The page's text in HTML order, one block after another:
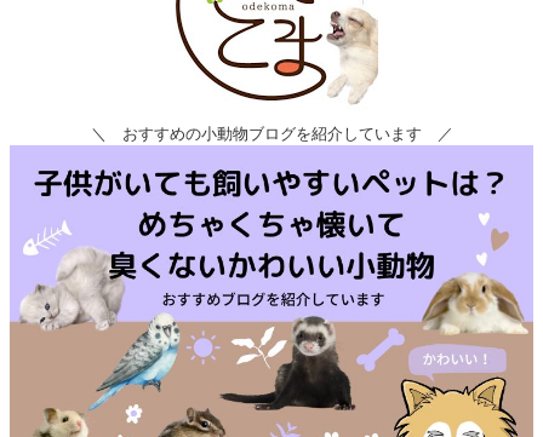
＼ おすすめの小動物ブログを紹介しています ／